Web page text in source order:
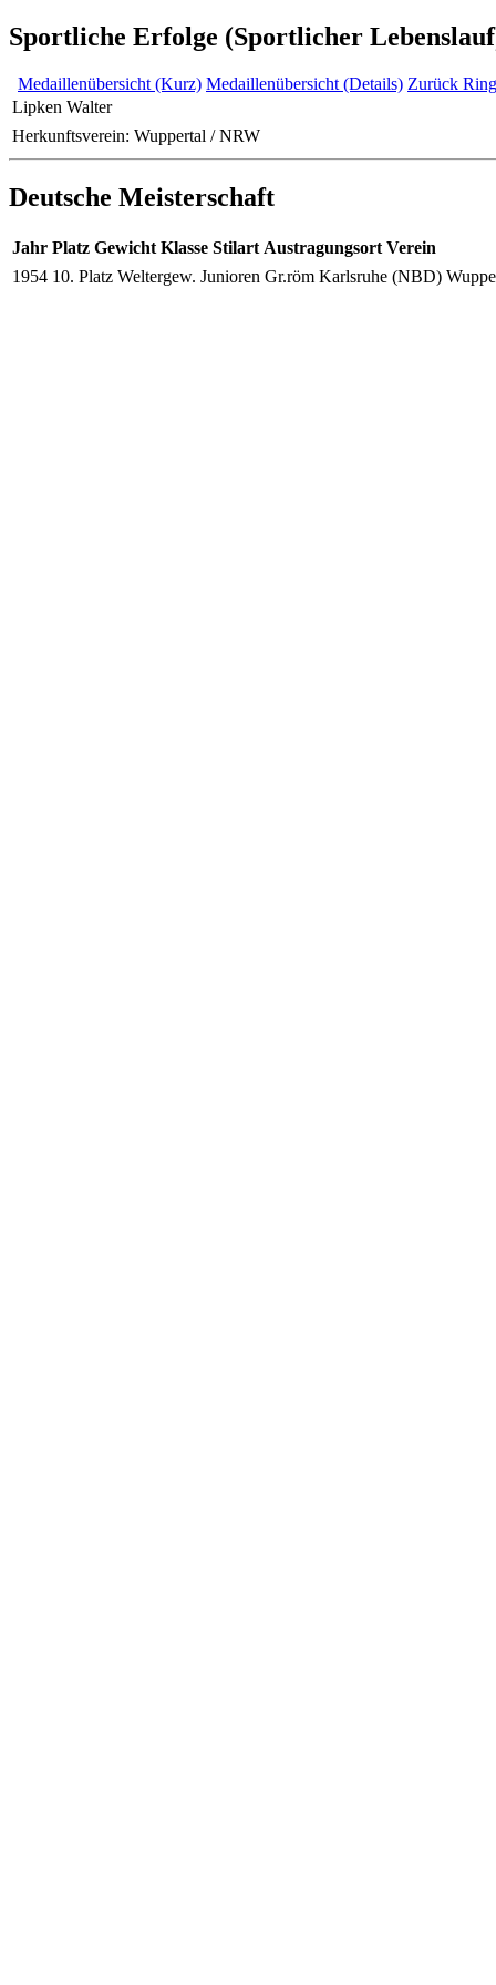
Sportliche Erfolge (Sportlicher
Medaillenübersicht (Kurz) Medaillenübersicht (Details) Zurück
Lipken Walter
Herkunftsverein: Wuppertal / NRW
Deutsche Meisterschaft
Jahr Platz Gewicht Klasse Stilart Austragungsort Verein
1954 10. Platz Weltergew. Junioren Gr.röm Karlsruhe (NBD)